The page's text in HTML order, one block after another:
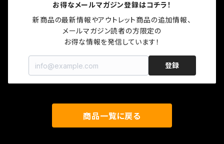
プロテクター
秋冬モデル
グローブ
お得なメールマガジン登録はコチラ！
新商品の最新情報やアウトレット商品の追加情報、
メールマガジン読者の方限定の
お得な情報を発信しています！
登録
商品一覧に戻る